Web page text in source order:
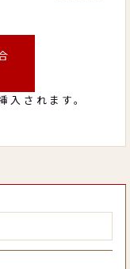
されます。